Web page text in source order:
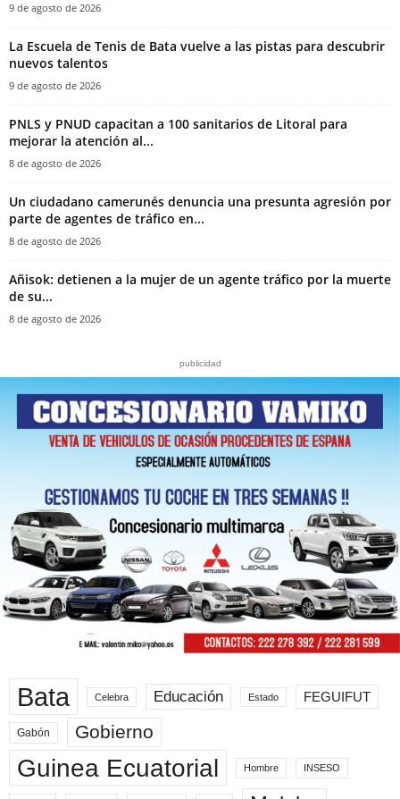
9 de agosto de 2026
La Escuela de Tenis de Bata vuelve a las pistas para descubrir
nuevos talentos
9 de agosto de 2026
PNLS y PNUD capacitan a 100 sanitarios de Litoral para
mejorar la atención al...
8 de agosto de 2026
‎Un ciudadano camerunés denuncia una presunta agresión por
parte de agentes de tráfico en...
8 de agosto de 2026
Añisok: detienen a la mujer de un agente tráfico por la muerte
de su...
8 de agosto de 2026
publicidad
Bata Celebra Educación Estado FEGUIFUT
Gabón Gobierno
Guinea Ecuatorial Hombre INSESO